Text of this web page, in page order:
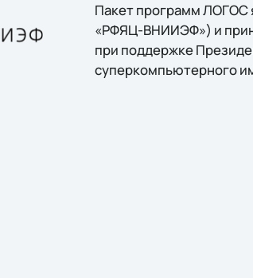
Пакет программ ЛОГОС
«РФЯЦ-ВНИИЭФ») и
при поддержке
суперкомпьютерного